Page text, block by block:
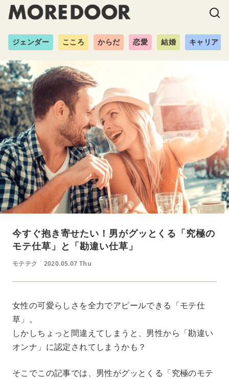
ジェンダー こころ からだ 恋愛 結婚 キャリア
今すぐ抱き寄せたい！男がグッとくる「究極の
モテ仕草」と「勘違い仕草」
モテテク 2020.05.07 Thu
女性の可愛らしさを全力でアピールできる「モテ仕
草」。
しかしちょっと間違えてしまうと、男性から「勘違い
オンナ」に認定されてしまうかも？
そこでこの記事では、男性がグッとくる「究極のモテ